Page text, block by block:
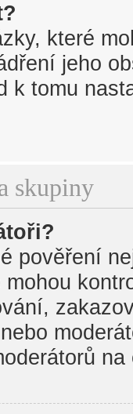
které
jeho
k tomu
skupiny
pověření
na